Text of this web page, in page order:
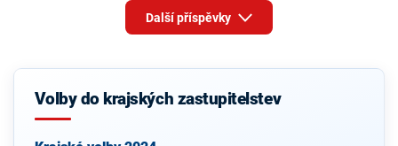
Další příspěvky
Volby do krajských zastupitelstev